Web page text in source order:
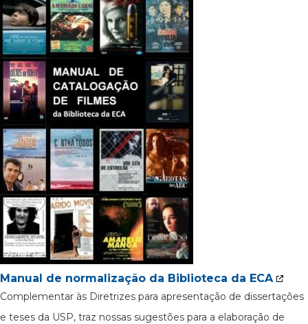
Manual de normalização da Biblioteca da ECA
Complementar às Diretrizes para apresentação de dissertações
e teses da USP, traz nossas sugestões para a elaboração de